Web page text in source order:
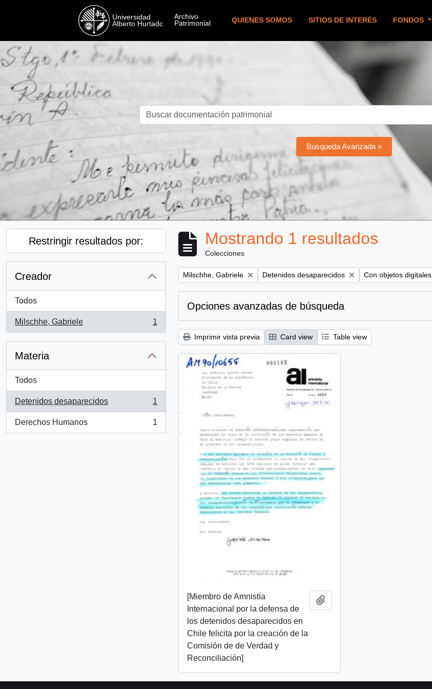
QUIENES SOMOS SITIOS DE INTERÉS FONDOS
Búsqueda Avanzada »
Restringir resultados por:
Creador
Todos
Milschhe, Gabriele
, 1 resultados
1
Materia
Todos
Detenidos desaparecidos
, 1 resultados
1
Derechos Humanos
, 1 resultados
1
Mostrando 1 resultados
Colecciones
Remove filter:
Milschhe, Gabriele Remove filter:
Detenidos desaparecidos Remove filter:
Con objetos digitales
Opciones avanzadas de búsqueda
Imprimir vista previa Card view Table view
[Miembro de Amnistía
Internacional por la defensa de
los detenidos desaparecidos en
Chile felicita por la creación de la
Comisión de de Verdad y
Reconciliación]